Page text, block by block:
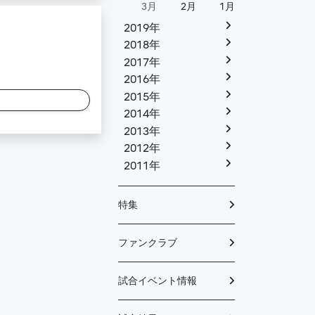
3月 2月 1月
2019年
2018年
2017年
2016年
2015年
2014年
2013年
2012年
2011年
特集
ファンクラブ
試合イベント情報